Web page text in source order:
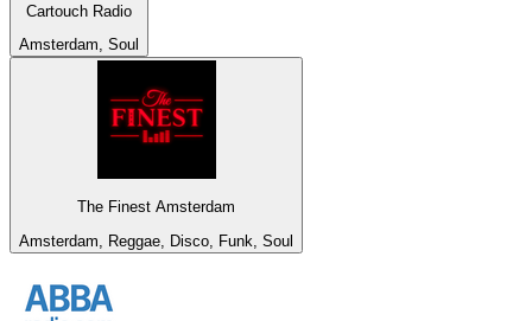
Cartouch Radio
Amsterdam, Soul
The Finest Amsterdam
Amsterdam, Reggae, Disco, Funk, Soul